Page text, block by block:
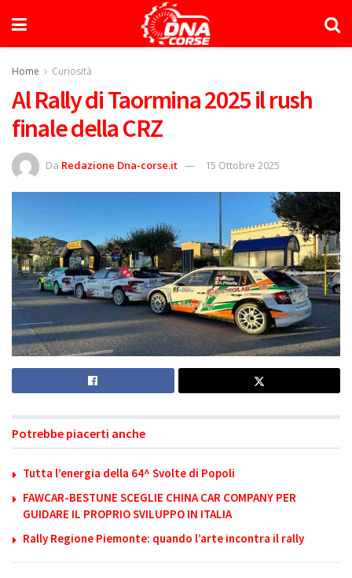
Home Curiosità
Al Rally di Taormina 2025 il rush
finale della CRZ
Da Redazione Dna-corse.it 15 Ottobre 2025
Potrebbe piacerti anche
Tutta l’energia della 64^ Svolte di Popoli
FAWCAR-BESTUNE SCEGLIE CHINA CAR COMPANY PER
GUIDARE IL PROPRIO SVILUPPO IN ITALIA
Rally Regione Piemonte: quando l’arte incontra il rally